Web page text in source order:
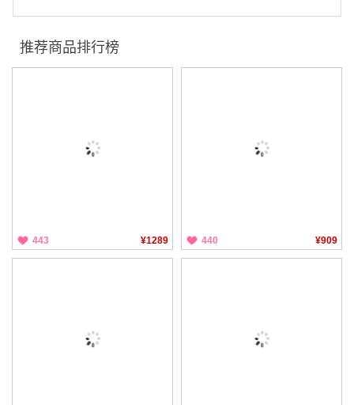
推荐商品排行榜
443 ¥1289 440 ¥909